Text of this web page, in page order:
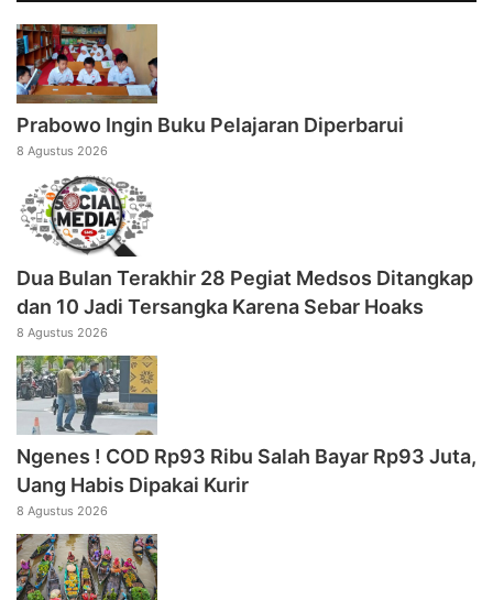
Prabowo Ingin Buku Pelajaran Diperbarui
8 Agustus 2026
Dua Bulan Terakhir 28 Pegiat Medsos Ditangkap
dan 10 Jadi Tersangka Karena Sebar Hoaks
8 Agustus 2026
Ngenes ! COD Rp93 Ribu Salah Bayar Rp93 Juta,
Uang Habis Dipakai Kurir
8 Agustus 2026